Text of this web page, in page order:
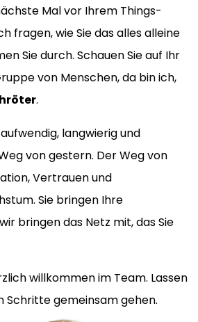
Mal vor Ihrem Things-
fragen, wie Sie das alles alleine
Sie durch. Schauen Sie auf Ihr
von Menschen, da bin ich,
.
langwierig und
von gestern. Der Weg von
Vertrauen und
Sie bringen Ihre
bringen das Netz mit, das Sie
willkommen im Team. Lassen
Schritte gemeinsam gehen.